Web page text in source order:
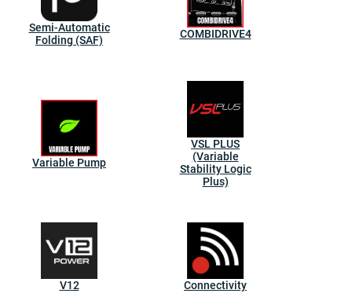
Semi-Automatic
Folding (SAF)
COMBIDRIVE4
Variable Pump
VSL PLUS
(Variable
Stability Logic
Plus)
V12 Connectivity